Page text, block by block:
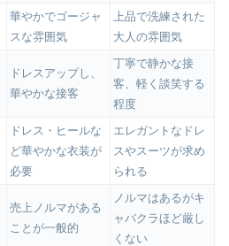
華やかでゴージャ
スな雰囲気
上品で洗練された
大人の雰囲気
ドレスアップし、
華やかな接客
丁寧で静かな接
客、軽く談笑する
程度
ドレス・ヒールな
ど華やかな衣装が
必要
エレガントなドレ
スやスーツが求め
られる
売上ノルマがある
ことが一般的
ノルマはあるがキ
ャバクラほど厳し
くない